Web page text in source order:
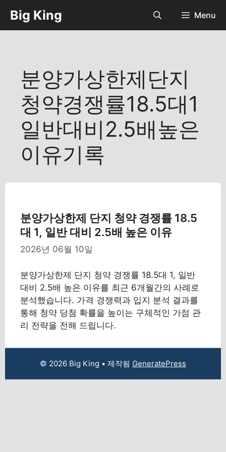
츠
Big King Menu
분양가상한제단지
청약경쟁률18.5대1
일반대비2.5배높은
이유기록
분양가상한제 단지 청약 경쟁률 18.5
대 1, 일반 대비 2.5배 높은 이유
2026년 06월 10일
분양가상한제 단지 청약 경쟁률 18.5대 1, 일반
대비 2.5배 높은 이유를 최근 6개월간의 사례로
분석했습니다. 가격 경쟁력과 입지 분석 결과를
통해 청약 당첨 확률을 높이는 구체적인 가점 관
리 전략을 전해 드립니다.
© 2026 Big King • 제작됨 GeneratePress